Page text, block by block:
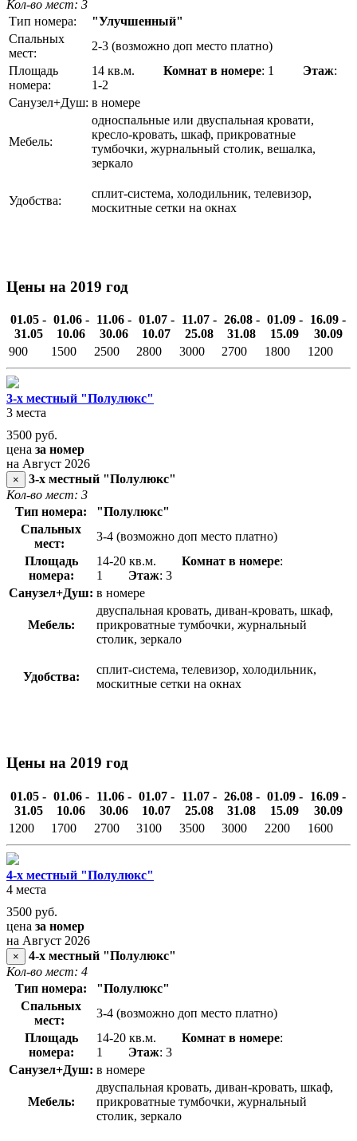
Кол-во мест: 3
Тип номера:
"Улучшенный"
Спальных
мест:
2-3 (возможно доп место платно)
Площадь
номера:
14 кв.м. Комнат в номере: 1 Этаж:
1-2
Санузел+Душ: в номере
Мебель:
односпальные или двуспальная кровати,
кресло-кровать, шкаф, прикроватные
тумбочки, журнальный столик, вешалка,
зеркало
Удобства:
сплит-система, холодильник, телевизор,
москитные сетки на окнах
Цены на 2019 год
01.05 -
31.05
01.06 -
10.06
11.06 -
30.06
01.07 -
10.07
11.07 -
25.08
26.08 -
31.08
01.09 -
15.09
16.09 -
30.09
900
1500 2500 2800 3000 2700 1800 1200
3-х местный "Полулюкс"
3 места
3500 руб.
цена за номер
на Август 2026
×
3-х местный "Полулюкс"
Кол-во мест: 3
Тип номера:
"Полулюкс"
Спальных
мест:
3-4 (возможно доп место платно)
Площадь
номера:
14-20 кв.м. Комнат в номере:
1 Этаж: 3
Санузел+Душ: в номере
Мебель:
двуспальная кровать, диван-кровать, шкаф,
прикроватные тумбочки, журнальный
столик, зеркало
Удобства:
сплит-система, телевизор, холодильник,
москитные сетки на окнах
Цены на 2019 год
01.05 -
31.05
01.06 -
10.06
11.06 -
30.06
01.07 -
10.07
11.07 -
25.08
26.08 -
31.08
01.09 -
15.09
16.09 -
30.09
1200
1700 2700 3100 3500 3000 2200 1600
4-х местный "Полулюкс"
4 места
3500 руб.
цена за номер
на Август 2026
×
4-х местный "Полулюкс"
Кол-во мест: 4
Тип номера:
"Полулюкс"
Спальных
мест:
3-4 (возможно доп место платно)
Площадь
номера:
14-20 кв.м. Комнат в номере:
1 Этаж: 3
Санузел+Душ: в номере
Мебель:
двуспальная кровать, диван-кровать, шкаф,
прикроватные тумбочки, журнальный
столик, зеркало